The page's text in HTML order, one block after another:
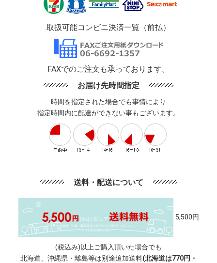
取扱可能コンビニ決済一覧（前払）
FAXでのご注文も承っております。
お届け先時間指定
時間を指定された場合でも事情により
指定時間内に配達ができない事もございます。
送料・配送について
5,500円
(税込み)以上ご購入頂いた場合でも
北海道、沖縄県・離島等は別途追加送料(北海道は770円・